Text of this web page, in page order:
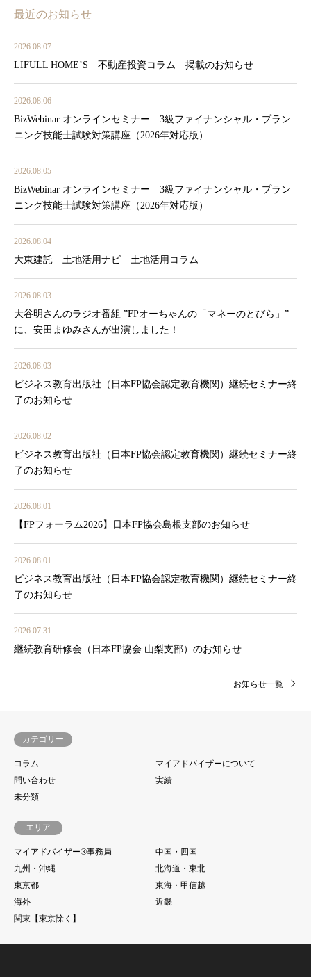
最近のお知らせ
2026.08.07
LIFULL HOME’S 不動産投資コラム 掲載のお知らせ
2026.08.06
BizWebinar オンラインセミナー 3級ファイナンシャル・プラン
ニング技能士試験対策講座（2026年対応版）
2026.08.05
BizWebinar オンラインセミナー 3級ファイナンシャル・プラン
ニング技能士試験対策講座（2026年対応版）
2026.08.04
大東建託 土地活用ナビ 土地活用コラム
2026.08.03
大谷明さんのラジオ番組 ”FPオーちゃんの「マネーのとびら」”
に、安田まゆみさんが出演しました！
2026.08.03
ビジネス教育出版社（日本FP協会認定教育機関）継続セミナー終
了のお知らせ
2026.08.02
ビジネス教育出版社（日本FP協会認定教育機関）継続セミナー終
了のお知らせ
2026.08.01
【FPフォーラム2026】日本FP協会島根支部のお知らせ
2026.08.01
ビジネス教育出版社（日本FP協会認定教育機関）継続セミナー終
了のお知らせ
2026.07.31
継続教育研修会（日本FP協会 山梨支部）のお知らせ
お知らせ一覧
カテゴリー
コラム
マイアドバイザーについて
問い合わせ
実績
未分類
エリア
マイアドバイザー®事務局
中国・四国
九州・沖縄
北海道・東北
東京都
東海・甲信越
海外
近畿
関東【東京除く】